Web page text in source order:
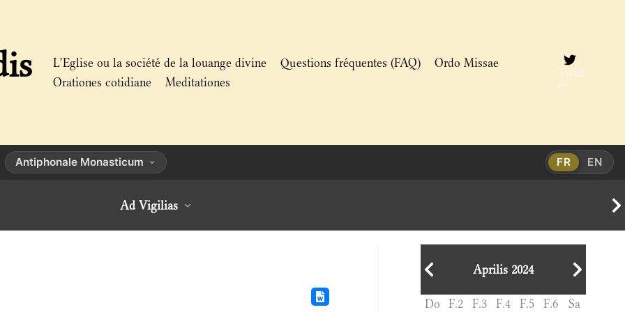
L’Eglise ou la société de la louange divine Questions fréquentes (FAQ)
Ordo Missae
Orationes cotidiane
Meditationes
Twitt
er
Antiphonale Monasticum FR EN
Ad Vigilias
Aprilis 2024
Do F.2 F.3 F.4 F.5 F.6 Sa